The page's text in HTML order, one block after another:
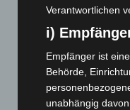
Hannover und Region
Langenhagen und
Leserbriefe
Menschen
Über uns
Verantwortlichen
i)
Empfänger ist
Behörde,
unabhängig